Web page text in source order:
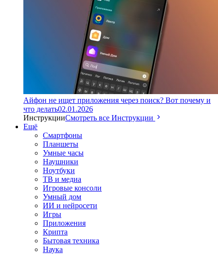
Айфон не ищет приложения через поиск? Вот почему и
что делать02.01.2026
ИнструкцииСмотреть все Инструкции
Ещё
Смартфоны
Планшеты
Умные часы
Наушники
Ноутбуки
ТВ и медиа
Игровые консоли
Умный дом
ИИ и нейросети
Игры
Приложения
Крипта
Бытовая техника
Наука